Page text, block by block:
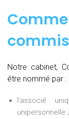
Notre cabinet,
être nommé par :
l’associé
unipersonnelle ;